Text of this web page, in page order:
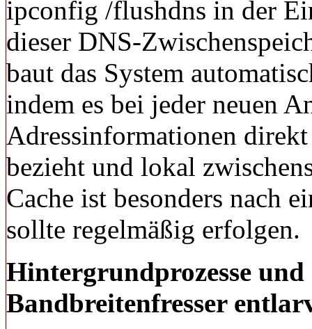
ipconfig /flushdns in der
dieser DNS-
baut das System
indem es bei jeder neuen
Adressinformationen
bezieht und lokal
Cache ist besonders nach
sollte regelmäßig erfolgen.
Hintergrundprozesse
Bandbreitenfresser